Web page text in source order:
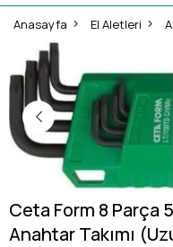
Anasayfa El Aletleri
Ceta Form 8 Parça
Anahtar Takımı